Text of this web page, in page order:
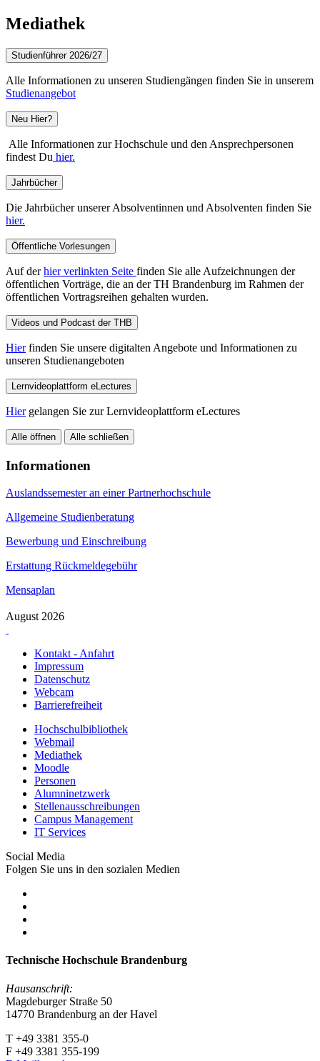
Mediathek
Studienführer 2026/27
Alle Informationen zu unseren Studiengängen finden Sie in unserem
Studienangebot
Neu Hier?
Alle Informationen zur Hochschule und den Ansprechpersonen
findest Du hier.
Jahrbücher
Die Jahrbücher unserer Absolventinnen und Absolventen finden Sie
hier.
Öffentliche Vorlesungen
Auf derhier verlinkten Seite finden Sie alle Aufzeichnungen der
öffentlichen Vorträge, die an der TH Brandenburg im Rahmen der
öffentlichen Vortragsreihen gehalten wurden.
Videos und Podcast der THB
Hierfinden Sie unsere digitalten Angebote und Informationen zu
unseren Studienangeboten
Lernvideoplattform eLectures
Hiergelangen Sie zur Lernvideoplattform eLectures
Alle öffnen Alle schließen
Informationen
Auslandssemester an einer Partnerhochschule
Allgemeine Studienberatung
Bewerbung und Einschreibung
Erstattung Rückmeldegebühr
Mensaplan
August 2026
Kontakt - Anfahrt
Impressum
Datenschutz
Webcam
Barrierefreiheit
Hochschulbibliothek
Webmail
Mediathek
Moodle
Personen
Alumninetzwerk
Stellenausschreibungen
Campus Management
IT Services
Social Media
Folgen Sie uns in den sozialen Medien
Technische Hochschule Brandenburg
Hausanschrift:
Magdeburger Straße 50
14770 Brandenburg an der Havel
T +49 3381 355-0
F +49 3381 355-199